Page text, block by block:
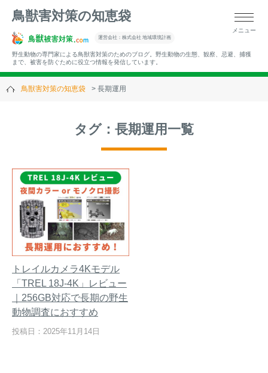
鳥獣害対策の知恵袋
運営会社：株式会社 地域環境計画
野生動物の専門家による鳥獣害対策のためのブログ。野生動物の生態、観察、忌避、捕獲
まで、被害を防ぐために役立つ情報を発信しています。
メニュー
▼キーワードから記事を探す
熊出没地域の対策法！安全な
鳥獣害対策の知恵袋 長期運用
タグ：長期運用一覧
トレイルカメラ4Kモデル
「TREL 18J-4K」レビュー
｜256GB対応で長期の野生
動物調査におすすめ
投稿日：2025年11月14日